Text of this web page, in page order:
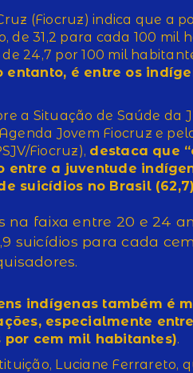
(Fiocruz) indica que a
de 31,2 para cada 100 mil
24,7 por 100 mil
entanto, é entre os
a Situação de Saúde da
Jovem Fiocruz e
Fiocruz), destaca que
entre a juventude
suicídios no Brasil (62,7)
na faixa entre 20 e 24
suicídios para cada
indígenas também é
especialmente
por cem mil habitantes).
Luciane Ferrareto,